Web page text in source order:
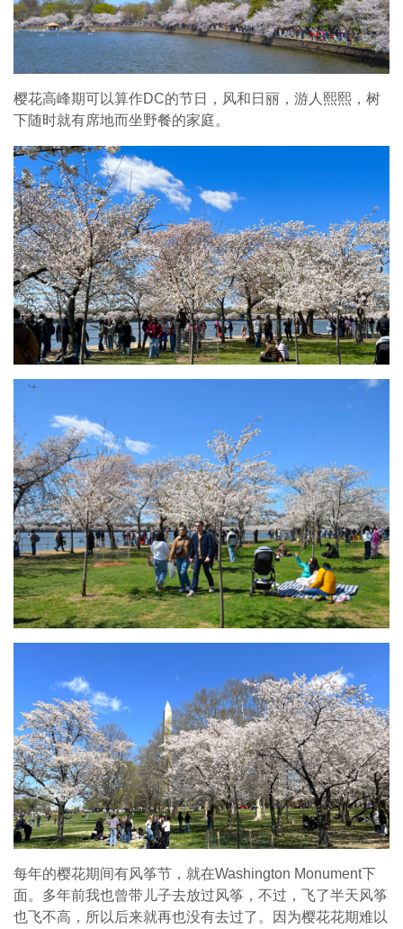
樱花高峰期可以算作DC的节日，风和日丽，游人熙熙，树
下随时就有席地而坐野餐的家庭。
每年的樱花期间有风筝节，就在Washington Monument下
面。多年前我也曾带儿子去放过风筝，不过，飞了半天风筝
也飞不高，所以后来就再也没有去过了。因为樱花花期难以